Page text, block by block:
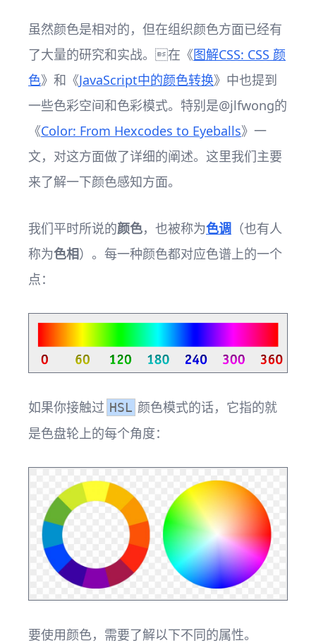
虽然颜色是相对的，但在组织颜色方面已经有
了大量的研究和实战。在《图解CSS: CSS 颜
色》和《JavaScript中的颜色转换》中也提到
一些色彩空间和色彩模式。特别是@jlfwong的
《Color: From Hexcodes to Eyeballs》一
文，对这方面做了详细的阐述。这里我们主要
来了解一下颜色感知方面。
我们平时所说的颜色，也被称为色调 （也有人
称为色相）。每一种颜色都对应色谱上的一个
点：
如果你接触过 HSL 颜色模式的话，它指的就
是色盘轮上的每个角度：
要使用颜色，需要了解以下不同的属性。